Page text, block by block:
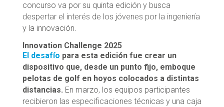
concurso va por su quinta edición y busca
despertar el interés de los jóvenes por la ingeniería
y la innovación.
Innovation Challenge 2025
El desafío para esta edición fue crear un
dispositivo que, desde un punto fijo, emboque
pelotas de golf en hoyos colocados a distintas
distancias. En marzo, los equipos participantes
recibieron las especificaciones técnicas y una caja